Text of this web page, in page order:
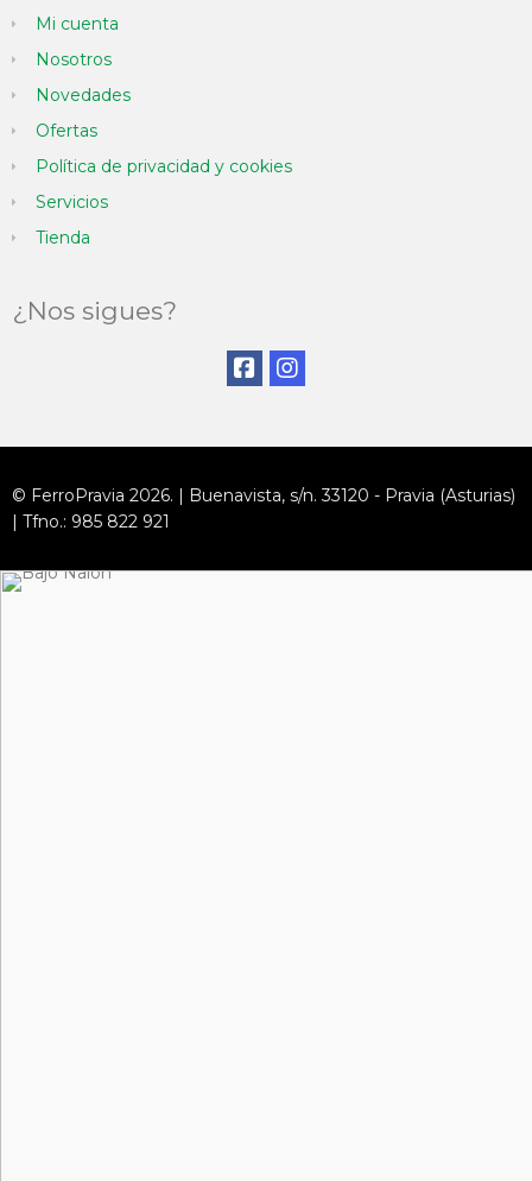
Mi cuenta
Nosotros
Novedades
Ofertas
Política de privacidad y cookies
Servicios
Tienda
¿Nos sigues?
© FerroPravia 2026. | Buenavista, s/n. 33120 - Pravia (Asturias)
| Tfno.: 985 822 921